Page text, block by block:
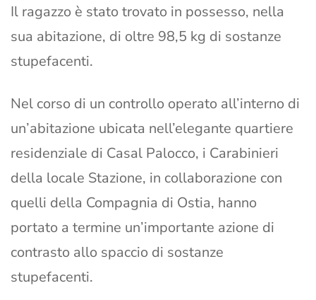
Il ragazzo è stato trovato in possesso, nella
sua abitazione, di oltre 98,5 kg di sostanze
stupefacenti.
Nel corso di un controllo operato all’interno di
un’abitazione ubicata nell’elegante quartiere
residenziale di Casal Palocco, i Carabinieri
della locale Stazione, in collaborazione con
quelli della Compagnia di Ostia, hanno
portato a termine un’importante azione di
contrasto allo spaccio di sostanze
stupefacenti.